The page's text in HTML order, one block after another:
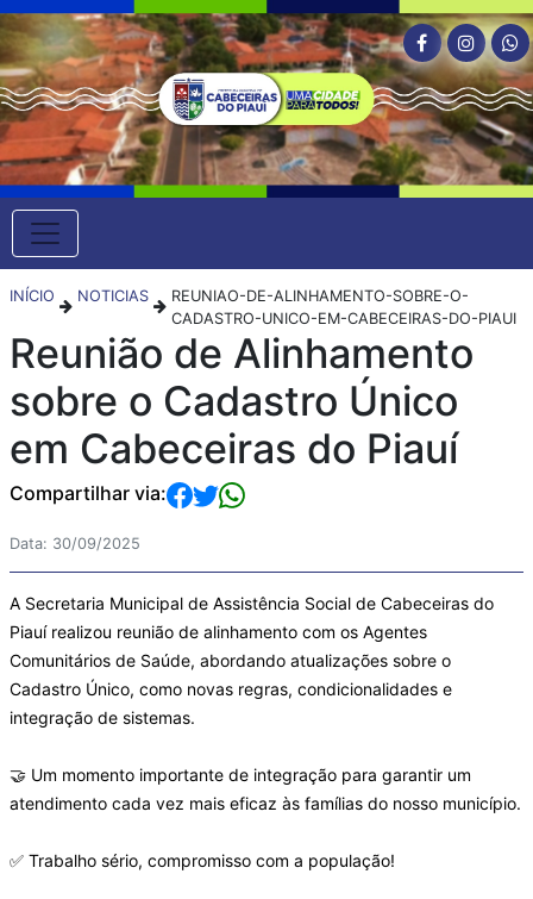
INÍCIO NOTICIAS
REUNIAO-DE-ALINHAMENTO-SOBRE-O-
CADASTRO-UNICO-EM-CABECEIRAS-DO-PIAUI
Reunião de Alinhamento
sobre o Cadastro Único
em Cabeceiras do Piauí
Compartilhar via:
Data: 30/09/2025
A Secretaria Municipal de Assistência Social de Cabeceiras do
Piauí realizou reunião de alinhamento com os Agentes
Comunitários de Saúde, abordando atualizações sobre o
Cadastro Único, como novas regras, condicionalidades e
integração de sistemas.
🤝 Um momento importante de integração para garantir um
atendimento cada vez mais eficaz às famílias do nosso município.
✅ Trabalho sério, compromisso com a população!